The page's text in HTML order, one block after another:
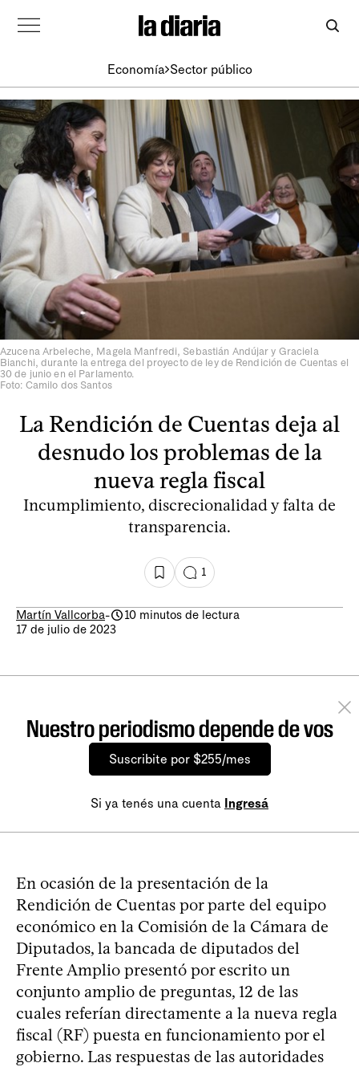
Economía Sector público
Azucena Arbeleche, Magela Manfredi, Sebastián Andújar y Graciela
Bianchi, durante la entrega del proyecto de ley de Rendición de Cuentas el
30 de junio en el Parlamento.
Foto: Camilo dos Santos
La Rendición de Cuentas deja al
desnudo los problemas de la
nueva regla fiscal
Incumplimiento, discrecionalidad y falta de
transparencia.
1
Martín Vallcorba-
10 minutos de lectura
17 de julio de 2023
Nuestro periodismo depende de vos
Suscribite por $255/mes
Si ya tenés una cuenta Ingresá
En ocasión de la presentación de la
Rendición de Cuentas por parte del equipo
económico en la Comisión de la Cámara de
Diputados, la bancada de diputados del
Frente Amplio presentó por escrito un
conjunto amplio de preguntas, 12 de las
cuales referían directamente a la nueva regla
fiscal (RF) puesta en funcionamiento por el
gobierno. Las respuestas de las autoridades